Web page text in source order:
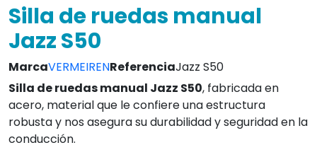
Silla de ruedas manual
Jazz S50
MarcaVERMEIRENReferenciaJazz S50
Silla de ruedas manual Jazz S50, fabricada en
acero, material que le confiere una estructura
robusta y nos asegura su durabilidad y seguridad en la
conducción.